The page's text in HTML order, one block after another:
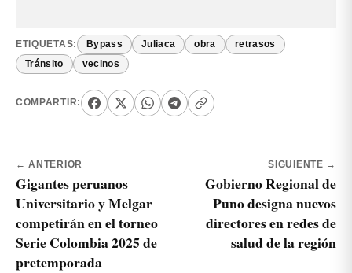
ETIQUETAS: Bypass Juliaca obra retrasos
Tránsito vecinos
COMPARTIR:
← ANTERIOR
Gigantes peruanos
Universitario y Melgar
competirán en el torneo
Serie Colombia 2025 de
pretemporada
SIGUIENTE →
Gobierno Regional de
Puno designa nuevos
directores en redes de
salud de la región